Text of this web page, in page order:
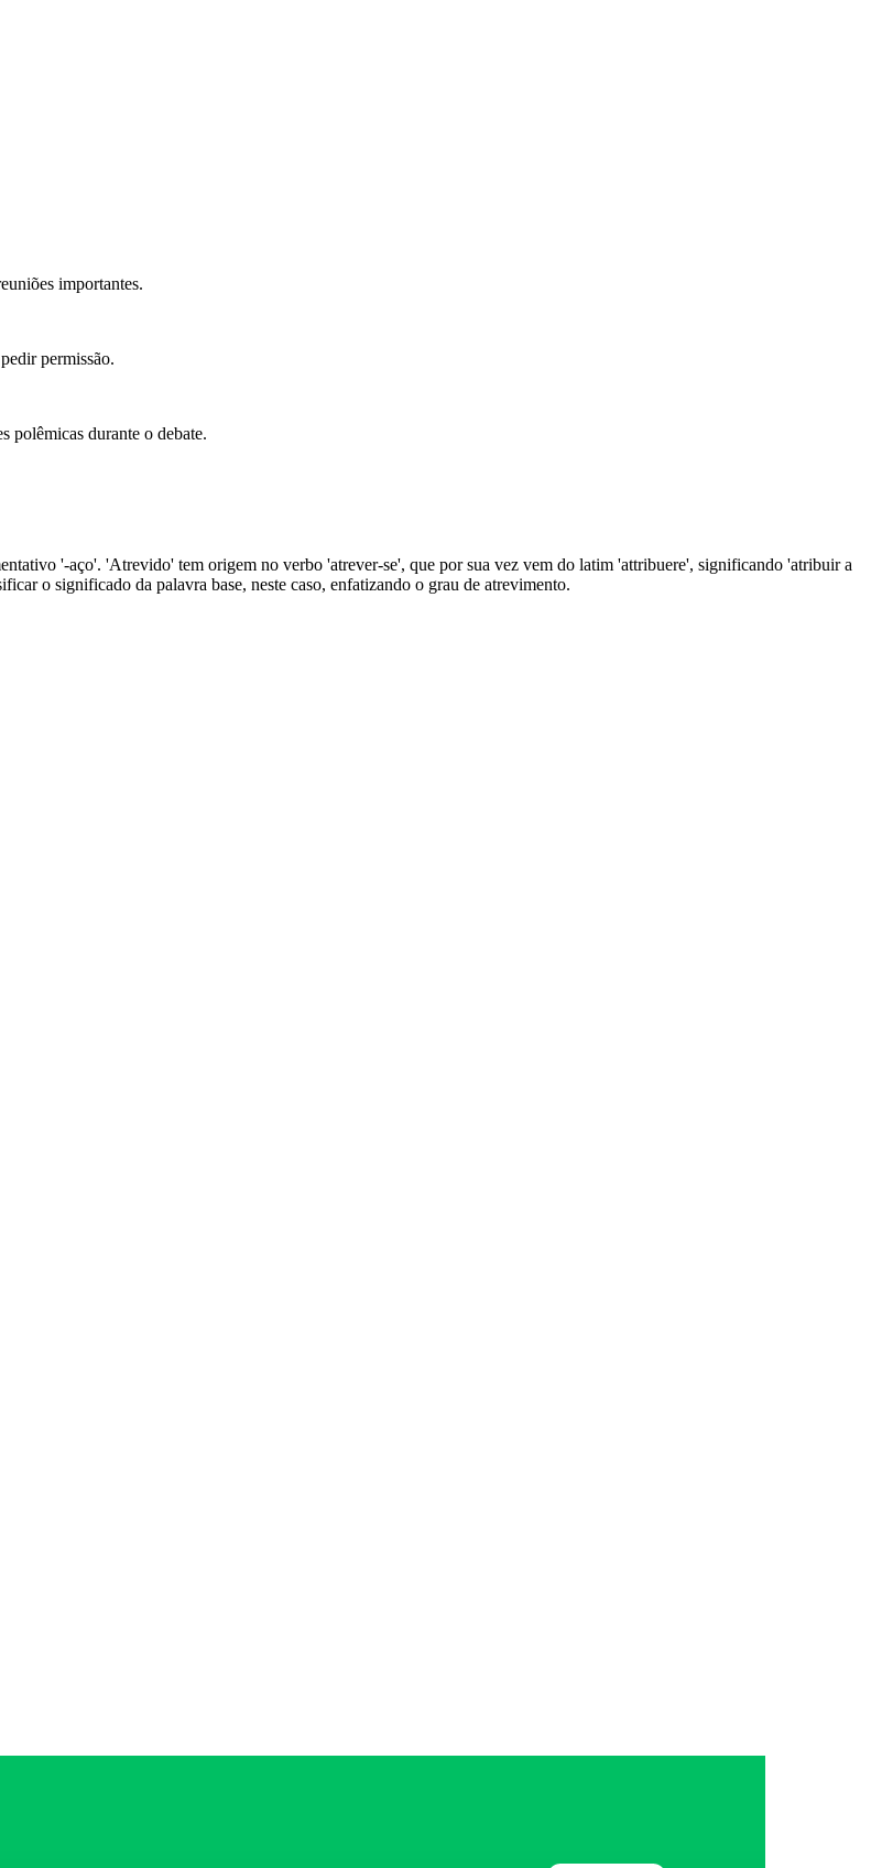
importantes.
permissão.
polêmicas durante o debate.
'-aço'. 'Atrevido' tem origem no verbo 'atrever-se', que por sua vez vem do latim 'attribuere', significando 'atribuir a
o significado da palavra base, neste caso, enfatizando o grau de atrevimento.